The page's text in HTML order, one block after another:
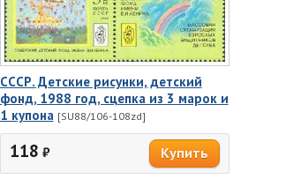
СССР. Детские рисунки, детский
фонд, 1988 год, сцепка из 3 марок и
1 купона [SU88/106-108zd]
118 ₽